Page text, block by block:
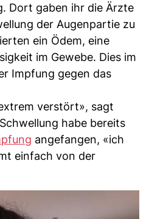
Dort gaben ihr die Ärzte
der Augenpartie zu
ein Ödem, eine
im Gewebe. Dies im
Impfung gegen das
verstört», sagt
habe bereits
angefangen, «ich
einfach von der